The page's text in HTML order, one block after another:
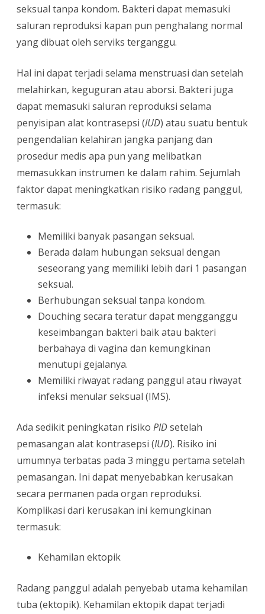
seksual tanpa kondom. Bakteri dapat memasuki
saluran reproduksi kapan pun penghalang normal
yang dibuat oleh serviks terganggu.
Hal ini dapat terjadi selama menstruasi dan setelah
melahirkan, keguguran atau aborsi. Bakteri juga
dapat memasuki saluran reproduksi selama
penyisipan alat kontrasepsi (IUD) atau suatu bentuk
pengendalian kelahiran jangka panjang dan
prosedur medis apa pun yang melibatkan
memasukkan instrumen ke dalam rahim. Sejumlah
faktor dapat meningkatkan risiko radang panggul,
termasuk:
Memiliki banyak pasangan seksual.
Berada dalam hubungan seksual dengan
seseorang yang memiliki lebih dari 1 pasangan
seksual.
Berhubungan seksual tanpa kondom.
Douching secara teratur dapat mengganggu
keseimbangan bakteri baik atau bakteri
berbahaya di vagina dan kemungkinan
menutupi gejalanya.
Memiliki riwayat radang panggul atau riwayat
infeksi menular seksual (IMS).
Ada sedikit peningkatan risiko PIDsetelah
pemasangan alat kontrasepsi (IUD). Risiko ini
umumnya terbatas pada 3 minggu pertama setelah
pemasangan. Ini dapat menyebabkan kerusakan
secara permanen pada organ reproduksi.
Komplikasi dari kerusakan ini kemungkinan
termasuk:
Kehamilan ektopik
Radang panggul adalah penyebab utama kehamilan
tuba (ektopik). Kehamilan ektopik dapat terjadi